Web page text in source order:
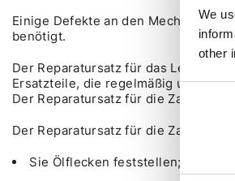
We
other
Consent
Einige Defekte an den
benötigt.
Der Reparatursatz für das
Ersatzteile, die regelmäßig und
Der Reparatursatz für die
Der Reparatursatz für die
Sie Ölflecken feststellen;